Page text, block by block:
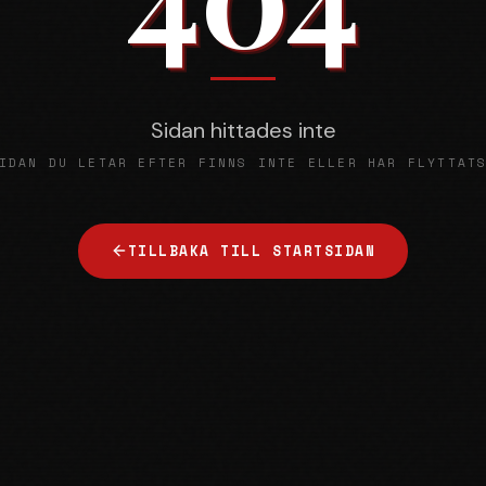
Sidan hittades inte
DU LETAR EFTER FINNS INTE ELLER HAR
TILLBAKA TILL STARTSIDAN